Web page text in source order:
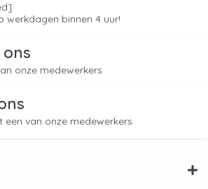
werkdagen binnen 4 uur!
onze medewerkers
van onze medewerkers.